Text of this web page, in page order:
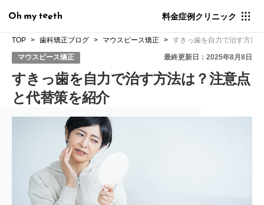
料金症例クリニック
TOP 歯科矯正ブログ マウスピース矯正 すきっ歯を自力で治す方法
マウスピース矯正 最終更新日：2025年8月8日
すきっ歯を自力で治す方法は？注意点
と代替策を紹介